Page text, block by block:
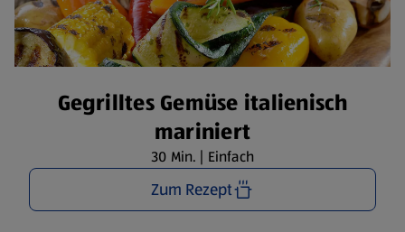
Gegrilltes Gemüse italienisch
mariniert
30 Min. | Einfach
Zum Rezept